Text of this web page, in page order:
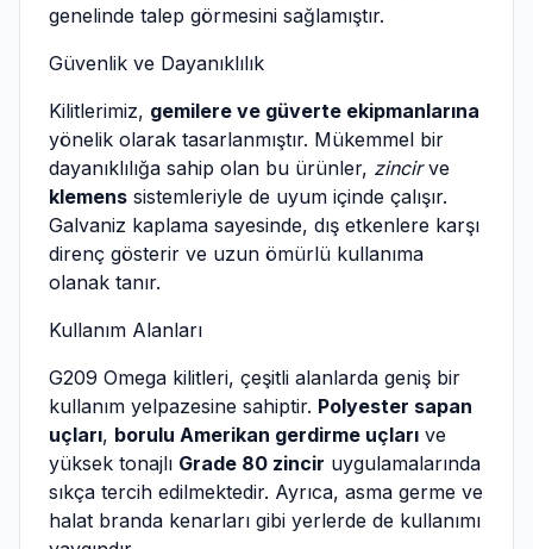
genelinde talep görmesini sağlamıştır.
Güvenlik ve Dayanıklılık
Kilitlerimiz, gemilere ve güverte ekipmanlarına
yönelik olarak tasarlanmıştır. Mükemmel bir
dayanıklılığa sahip olan bu ürünler, zincirve
klemens sistemleriyle de uyum içinde çalışır.
Galvaniz kaplama sayesinde, dış etkenlere karşı
direnç gösterir ve uzun ömürlü kullanıma
olanak tanır.
Kullanım Alanları
G209 Omega kilitleri, çeşitli alanlarda geniş bir
kullanım yelpazesine sahiptir. Polyester sapan
uçları, borulu Amerikan gerdirme uçları ve
yüksek tonajlı Grade 80 zincir uygulamalarında
sıkça tercih edilmektedir. Ayrıca, asma germe ve
halat branda kenarları gibi yerlerde de kullanımı